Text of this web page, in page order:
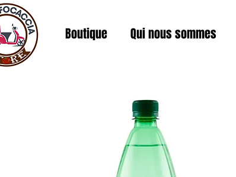
Boutique Qui nous sommes